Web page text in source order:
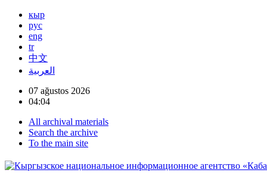
кыр
рус
eng
tr
中文
العربية
07 ağustos 2026
04:04
All archival materials
Search the archive
To the main site